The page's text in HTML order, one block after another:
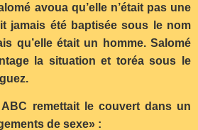
avoua qu’elle n’était pas une
jamais été baptisée sous le nom
qu’elle était un homme. Salomé
la situation et toréa sous le
ABC remettait le couvert dans un
de sexe» :